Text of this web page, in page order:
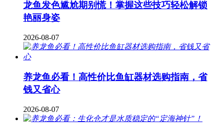
龙鱼发色尴尬期别慌！掌握这些技巧轻松解锁
艳丽身姿
2026-08-07
养龙鱼必看！高性价比鱼缸器材选购指南，省
钱又省心
2026-08-07